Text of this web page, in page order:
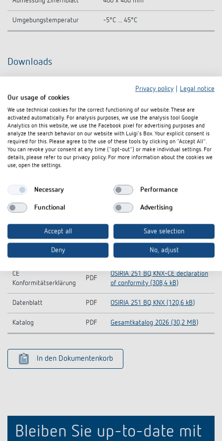
Umgebungstemperatur -5°C ... 45°C
Downloads
OSIRIA-251-BQ-KNX_5009252
Handbuch PDF OSIRIA (708,1 kB)
Bedienungsanleitung PDF OSIRIA (262,3 kB)
KNX-Datenbank ZIP OSIRIA_vd2_0410 (14,9 kB)
Produktinformationen
5009252-Produktinformationen
(291,3 kB)
Gesamtdatenbank
products) (22,1 MB)
Information Notice EU
OSIRIA 251 BQ KNX-Information
Notice EU Data Act (59,1 kB)
CE
Konformitätserklärung
PDF
OSIRIA 251 BQ KNX-CE declaration
of conformity (308,4 kB)
Datenblatt PDF OSIRIA 251 BQ KNX (120,6 kB)
Katalog PDF Gesamtkatalog 2026 (30,2 MB)
In den Dokumentenkorb
Bleiben Sie up-to-date mit
Privacy policy
Legal notice
Our usage of cookies
We use technical cookies for the correct functioning of our website. These are
activated automatically. For analysis purposes, we use the analysis tool Google
Analytics on this website, we use the Facebook pixel for advertising purposes and
analyze the search behavior on our website with Luigi's Box. Your explicit consent is
required for this. Please agree to the use of these tools by clicking on "Accept All".
You can revoke your consent at any time ("opt-out") or make individual settings. For
details, please refer to our privacy policy. For more information about the cookies we
use, open the settings.
Necessary Performance
Functional Advertising
Accept all Save selection
Deny No, adjust